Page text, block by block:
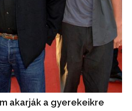
akarják a gyerekeikre